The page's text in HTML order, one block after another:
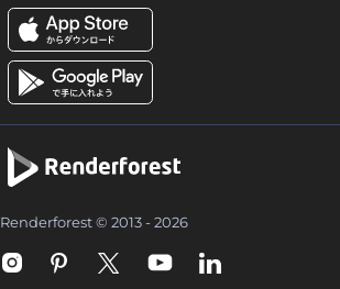
Renderforest © 2013 - 2026